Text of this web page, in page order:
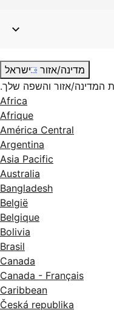
מדינה/אזור
ישראל
המדינה/אזור והשפה שלך.
Africa
Afrique
América Central
Argentina
Asia Pacific
Australia
Bangladesh
België
Belgique
Bolivia
Brasil
Canada
Canada - Français
Caribbean
Česká republika